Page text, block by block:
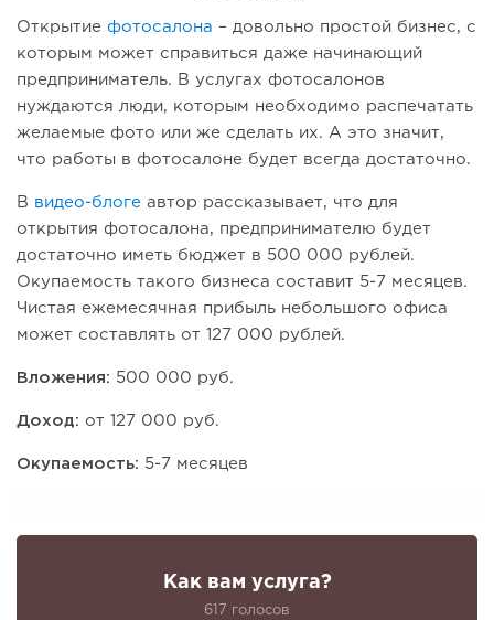
Открытие фотосалона – довольно простой бизнес, с
которым может справиться даже начинающий
предприниматель. В услугах фотосалонов
нуждаются люди, которым необходимо распечатать
желаемые фото или же сделать их. А это значит,
что работы в фотосалоне будет всегда достаточно.
В видео-блоге автор рассказывает, что для
открытия фотосалона, предпринимателю будет
достаточно иметь бюджет в 500 000 рублей.
Окупаемость такого бизнеса составит 5-7 месяцев.
Чистая ежемесячная прибыль небольшого офиса
может составлять от 127 000 рублей.
Вложения: 500 000 руб.
Доход: от 127 000 руб.
Окупаемость: 5-7 месяцев
Как вам услуга?
617 голосов